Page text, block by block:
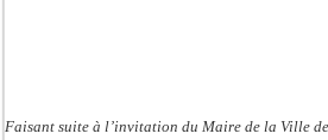
Faisant suite à l’invitation du Maire de la Ville